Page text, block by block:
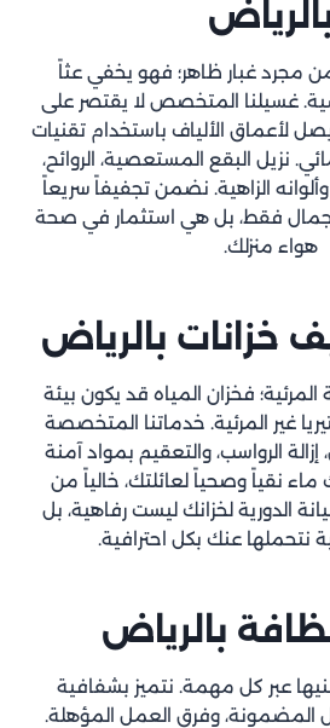
مجرد غبار ظاهر؛ فهو يخفي عثاً
غسيلنا المتخصص لا يقتصر على
لأعماق الألياف باستخدام تقنيات
نزيل البقع المستعصية، الروائح،
الزاهية. نضمن تجفيفاً سريعاً
فقط، بل هي استثمار في صحة
هواء منزلك.
خزانات بالرياض
فخزان المياه قد يكون بيئة
غير المرئية. خدماتنا المتخصصة
الرواسب، والتعقيم بمواد آمنة
نقياً وصحياً لعائلتك، خالياً من
الدورية لخزانك ليست رفاهية، بل
عنك بكل احترافية.
بالرياض
عبر كل مهمة. نتميز بشفافية
المضمونة، وفرق العمل المؤهلة.